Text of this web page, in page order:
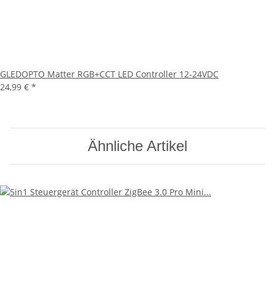
GLEDOPTO Matter RGB+CCT LED Controller 12-24VDC
24,99 € *
Ähnliche Artikel